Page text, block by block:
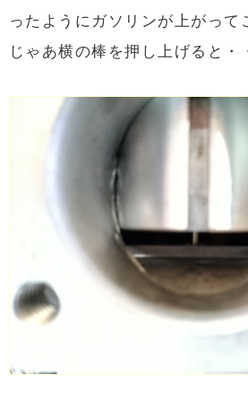
ったようにガソリンが上がって
じゃあ横の棒を押し上げると・